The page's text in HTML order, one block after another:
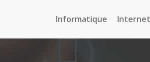
Informatique Internet